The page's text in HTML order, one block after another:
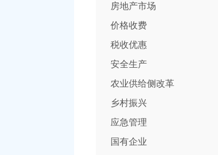
房地产市场
价格收费
税收优惠
安全生产
农业供给侧改革
乡村振兴
应急管理
国有企业